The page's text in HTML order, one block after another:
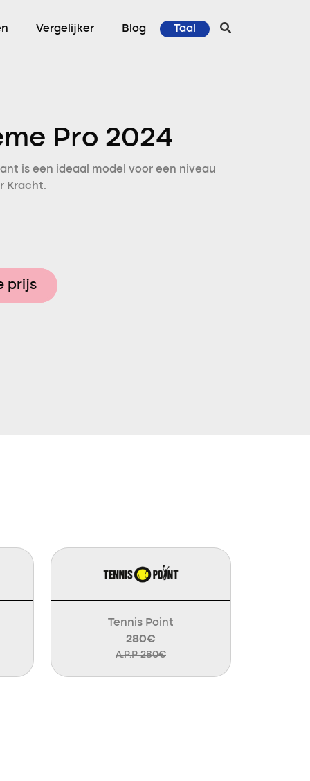
Vergelijker Blog Taal
Pro 2024
is een ideaal model voor een niveau
Kracht.
prijs
Tennis Point
280€
A.P.P 280€